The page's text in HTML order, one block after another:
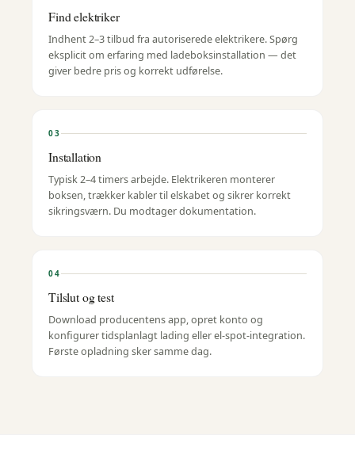
Find elektriker
Indhent 2–3 tilbud fra autoriserede elektrikere. Spørg
eksplicit om erfaring med ladeboksinstallation — det
giver bedre pris og korrekt udførelse.
03
Installation
Typisk 2–4 timers arbejde. Elektrikeren monterer
boksen, trækker kabler til elskabet og sikrer korrekt
sikringsværn. Du modtager dokumentation.
04
Tilslut og test
Download producentens app, opret konto og
konfigurer tidsplanlagt lading eller el-spot-integration.
Første opladning sker samme dag.